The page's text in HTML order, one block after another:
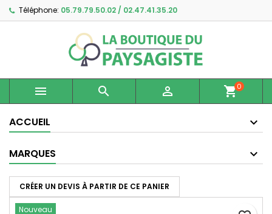
Téléphone: 05.79.79.50.02 / 02.47.41.35.20
   shopping_cart0
ACCUEIL
MARQUES
CRÉER UN DEVIS À PARTIR DE CE PANIER
Nouveau
Ajouter à ma liste d'envies ×
Créer une nouvelle liste
Créer une liste d'envies ×
Nom de la liste d'envies
Connexion ×
Vous devez être connecté pour ajouter des produits
à votre liste d'envies.
Annuler Connexion